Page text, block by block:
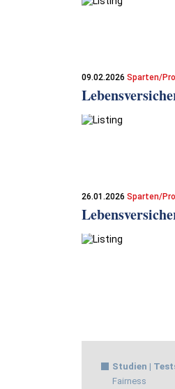
09.02.2026 Sparten/
26.01.2026 Sparten/
Studien |
Fairness